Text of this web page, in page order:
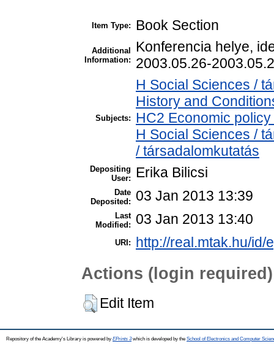
Item Type: Book Section
Additional
Information:
Konferencia helye,
2003.05.26-
Subjects:
H Social Sciences /
History and
HC2 Economic
H Social Sciences /
/ társadalomkutatás
Depositing
User:
Erika Bilicsi
Date
Deposited:
03 Jan 2013 13:39
Last
Modified:
03 Jan 2013 13:40
URI: http://real.mtak.hu/id/
Actions (login required)
Edit Item
Repository of the Academy's Library is powered by EPrints 3which is developed by the School of Electronics and Computer